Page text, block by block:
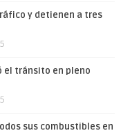
y detienen a tres
el tránsito en pleno
sus combustibles en